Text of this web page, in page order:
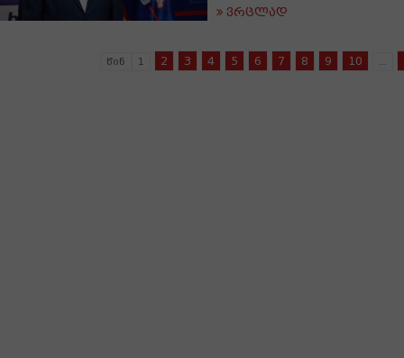
ვრცლად
წინ 1 2 3 4 5 6 7 8 9 10 ...